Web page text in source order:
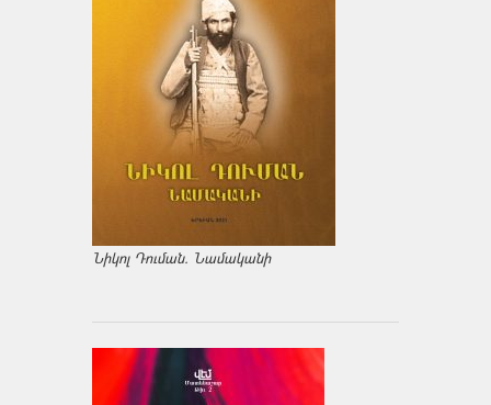
Նիկոլ Դուման. Նամականի